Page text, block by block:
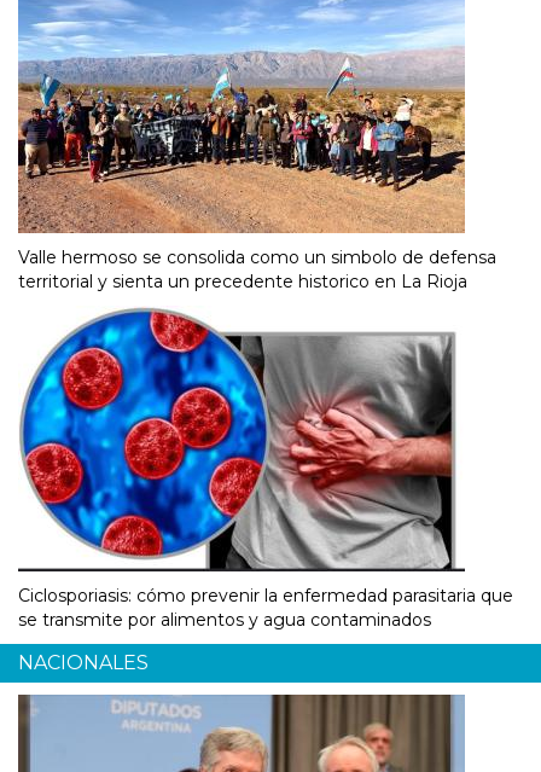
Valle hermoso se consolida como un simbolo de defensa
territorial y sienta un precedente historico en La Rioja
Ciclosporiasis: cómo prevenir la enfermedad parasitaria que
se transmite por alimentos y agua contaminados
NACIONALES